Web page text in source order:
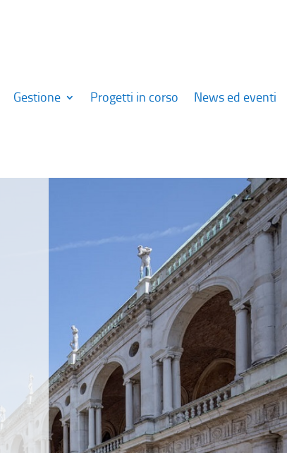
Gestione Progetti in corso News ed eventi